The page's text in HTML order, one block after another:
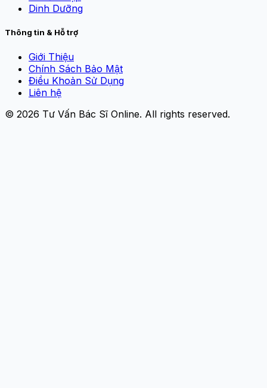
Dinh Dưỡng
Thông tin & Hỗ trợ
Giới Thiệu
Chính Sách Bảo Mật
Điều Khoản Sử Dụng
Liên hệ
© 2026 Tư Vấn Bác Sĩ Online. All rights reserved.